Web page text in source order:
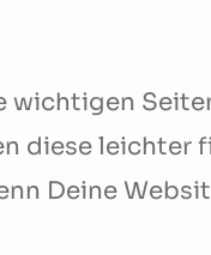
wichtigen
diese leichter
Deine